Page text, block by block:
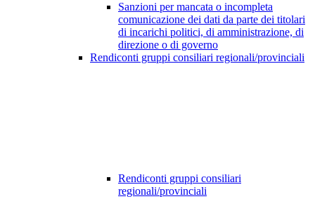
Sanzioni per mancata o incompleta
comunicazione dei dati da parte dei titolari
di incarichi politici, di amministrazione, di
direzione o di governo
Rendiconti gruppi consiliari regionali/provinciali
Rendiconti gruppi consiliari
regionali/provinciali